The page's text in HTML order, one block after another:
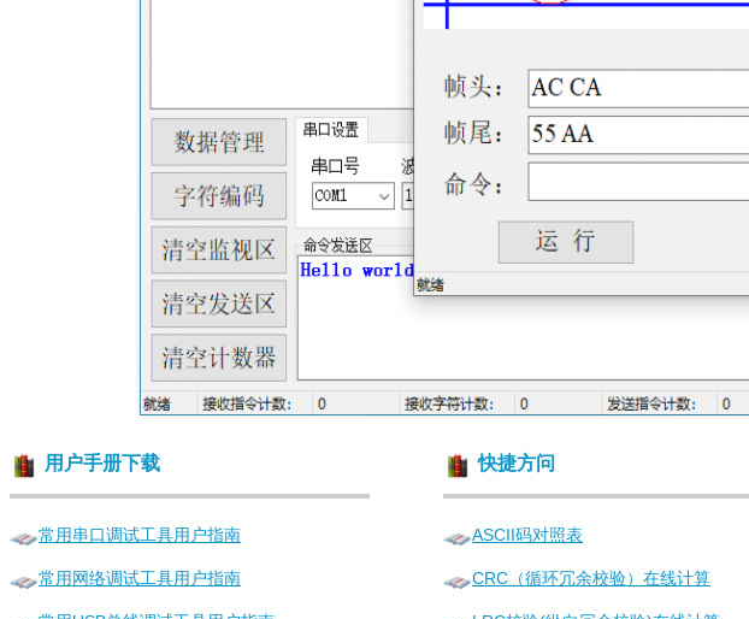
用户手册下载
常用串口调试工具用户指南
常用网络调试工具用户指南
快捷方问
ASCII码对照表
CRC（循环冗余校验）在线计算